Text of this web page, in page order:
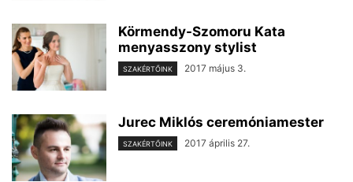
Körmendy-Szomoru Kata
menyasszony stylist
SZAKÉRTŐINK 2017 május 3.
Jurec Miklós ceremóniamester
SZAKÉRTŐINK 2017 április 27.